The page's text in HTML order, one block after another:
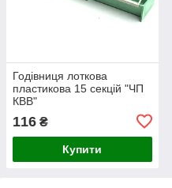
Годівниця лоткова
пластикова 15 секцій "ЧП
КВВ"
116 ₴
Купити